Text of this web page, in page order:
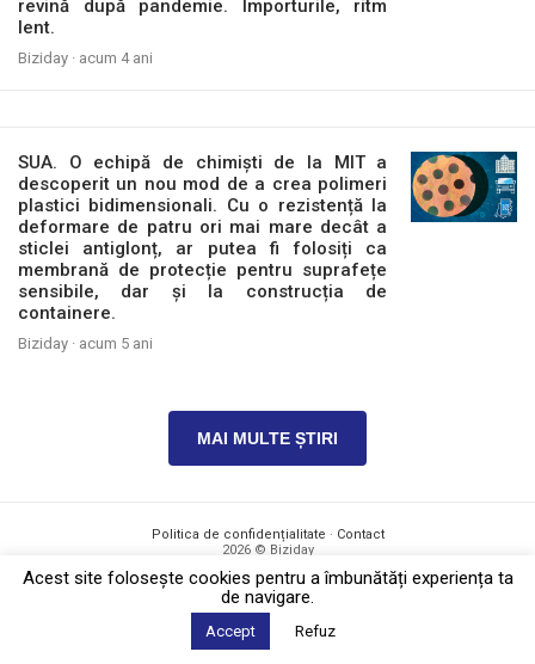
revină după pandemie. Importurile, ritm
lent.
Biziday · acum 4 ani
SUA. O echipă de chimiști de la MIT a
descoperit un nou mod de a crea polimeri
plastici bidimensionali. Cu o rezistență la
deformare de patru ori mai mare decât a
sticlei antiglonț, ar putea fi folosiți ca
membrană de protecție pentru suprafețe
sensibile, dar și la construcția de
containere.
Biziday · acum 5 ani
MAI MULTE ȘTIRI
Politica de confidențialitate · Contact
2026 © Biziday
Acest site foloseşte cookies pentru a îmbunătăți experiența ta
de navigare.
Accept Refuz